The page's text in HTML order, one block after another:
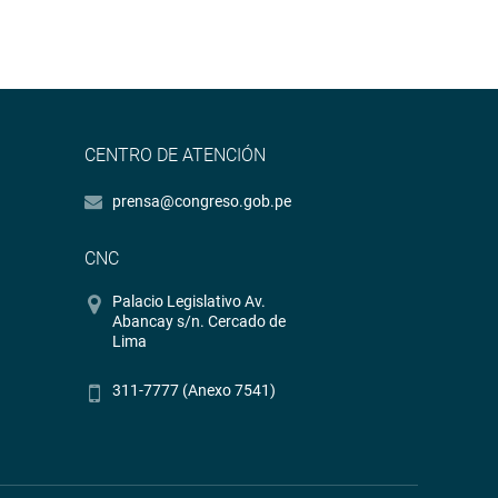
CENTRO DE ATENCIÓN
prensa@congreso.gob.pe
CNC
Palacio Legislativo Av.
Abancay s/n. Cercado de
Lima
311-7777 (Anexo 7541)